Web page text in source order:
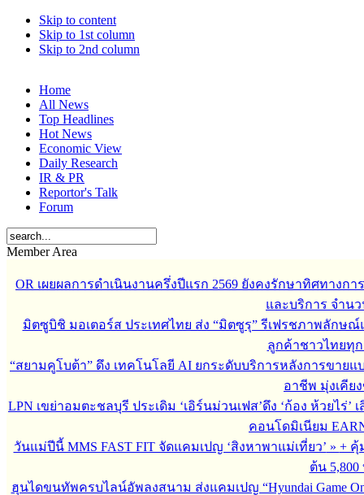
Skip to content
Skip to 1st column
Skip to 2nd column
Home
All News
Top Headlines
Hot News
Economic View
Daily Research
IR & PR
Reportor's Talk
Forum
Member Area
OR เผยผลการดำเนินงานครึ่งปีแรก 2569 ยังคงรักษาทิศทางกา
และบริการ จำนว
มิตซูบิชิ มอเตอร์ส ประเทศไทย ส่ง “มิตซูรุ” รีเฟรชภาพลักษณ์
ลูกค้าชาวไทยทุก
“สยามคูโบต้า” ดึง เทคโนโลยี AI ยกระดับบริการหลังการขาย
อาชีพ มุ่งเคีย
LPN เขย่าอมตะชลบุรี ประเดิม ‘เอิร์นม่วนเฟส’ดึง ‘ก้อง ห้วยไร่’
คอนโดมิเนียม
วันแม่ปีนี้ MMS FAST FIT จัดแคมเปญ ‘สิงหาพาแม่เที่ยว’ » + คุ้
ต้น
ฮุนไดขนทัพครบไลน์อัพลงสนาม ส่งแคมเปญ “Hyundai Game